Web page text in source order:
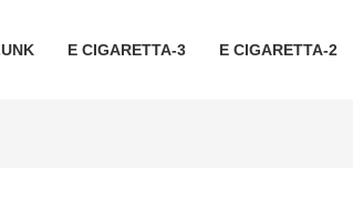
E CIGARETTA-3 E CIGARETTA-2